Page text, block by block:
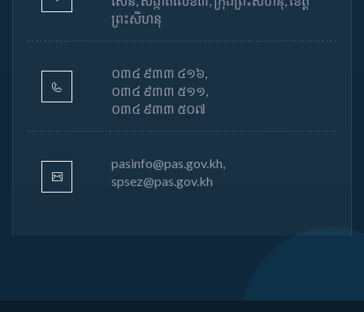
ព្រះសីហនុ
០៣៤ ៩៣៣ ៤១៦,
០៣៤ ៩៣៣ ៥១១,
០៣៤ ៩៣៣ ៥០៧
pasinfo@pas.gov.kh,
spsez@pas.gov.kh